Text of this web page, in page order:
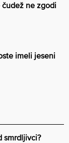
čudež ne zgodi
imeli jeseni
smrdljivci?